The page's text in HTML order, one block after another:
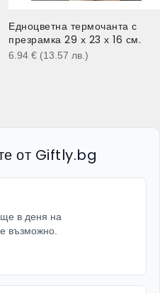
Едноцветна термочанта с
презрамка 29 х 23 х 16 см.
6.94 € (13.57 лв. )
от Giftly.bg
в деня на
възможно.